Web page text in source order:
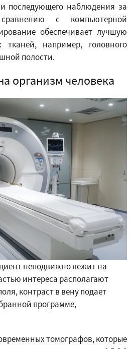
и последующего наблюдения за
с компьютерной
обеспечивает лучшую
тканей, например, головного
полости.
организм человека
неподвижно лежит на
интереса располагают
контраст в вену подает
программе,
томографов, которые